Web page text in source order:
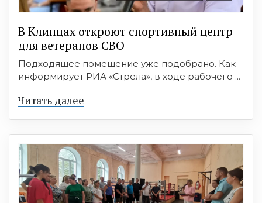
В Клинцах откроют спортивный центр
для ветеранов СВО
Подходящее помещение уже подобрано. Как
информирует РИА «Стрела», в ходе рабочего ...
Читать далее